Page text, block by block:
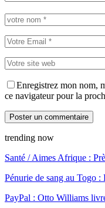
Enregistrez mon nom,
ce navigateur pour la
trending now
Santé / Aimes Afrique :
Pénurie de sang au Togo
PayPal : Otto Williams